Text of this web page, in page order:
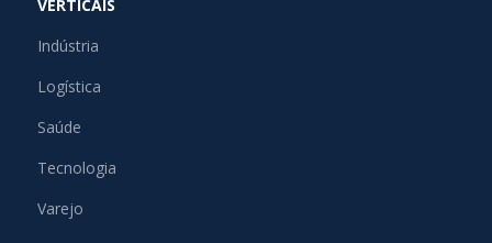
VERTICAIS
Indústria
Logística
Saúde
Tecnologia
Varejo